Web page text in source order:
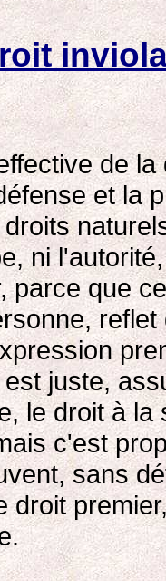
de
et la
ni
parce que
juste,
le droit à
c'est
sans
droit